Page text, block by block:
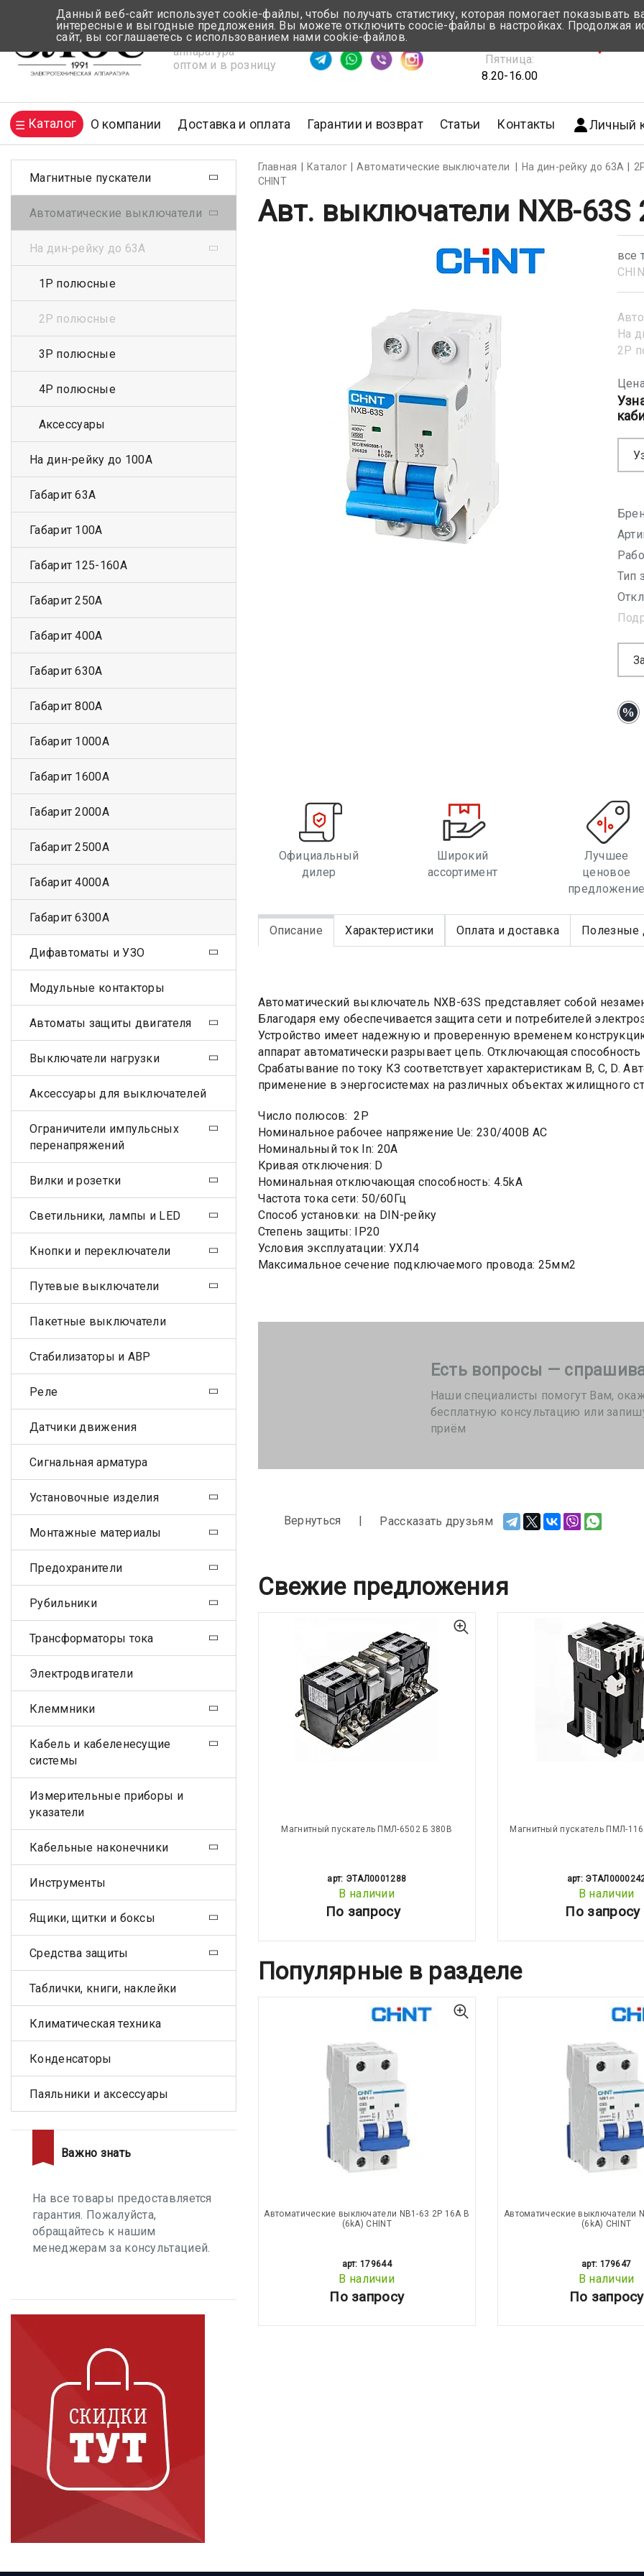
Электротехническая
аппаратура
оптом и в розницу
Время ответа ≈ 5 мин
Понедельник-Четверг:
Пятница:
8.20-16.00
Каталог О компании Доставка и оплата Гарантии и возврат Статьи Контакты Личный
Главная Каталог Автоматические выключатели На дин-рейку до 63А
CHINT
Авт. выключатели NXB-63S
все
На
2Р
Тип
Официальный
дилер
Широкий
ассортимент
Лучшее
ценовое
предложение
Описание Характеристики Оплата и доставка Полезные
Автоматический выключатель NXB-63S представляет собой
Благодаря ему обеспечивается защита сети и потребителей
Устройство имеет надежную и проверенную временем
аппарат автоматически разрывает цепь. Отключающая
Срабатывание по току КЗ соответствует характеристикам B, C, D.
применение в энергосистемах на различных объектах жилищного
Число полюсов: 2Р
Номинальное рабочее напряжение Ue: 230/400В AC
Номинальный ток In: 20А
Кривая отключения: D
Номинальная отключающая способность: 4.5kA
Частота тока сети: 50/60Гц
Способ установки: на DIN-рейку
Степень защиты: IP20
Условия эксплуатации: УХЛ4
Максимальное сечение подключаемого провода: 25мм2
Есть вопросы —
Наши специалисты помогут Вам,
бесплатную консультацию или
приём
Вернуться Рассказать друзьям
Свежие предложения
Магнитный пускатель ПМЛ-6502 Б 380В
арт: ЭТАЛ0001288
В наличии
По запросу
Магнитный пускатель ПМЛ-
арт:
В наличии
По запросу
Популярные в разделе
Автоматические выключатели NB1-63 2P 16A B
(6kA) CHINT
арт: 179644
В наличии
По запросу
Автоматические выключатели
(6kA) CHINT
арт: 179647
В наличии
По запросу
Магнитные пускатели
Автоматические выключатели
На дин-рейку до 63А
1Р полюсные
2Р полюсные
3Р полюсные
4Р полюсные
Аксессуары
На дин-рейку до 100А
Габарит 63А
Габарит 100А
Габарит 125-160А
Габарит 250А
Габарит 400А
Габарит 630А
Габарит 800А
Габарит 1000А
Габарит 1600А
Габарит 2000А
Габарит 2500А
Габарит 4000А
Габарит 6300А
Дифавтоматы и УЗО
Модульные контакторы
Автоматы защиты двигателя
Выключатели нагрузки
Аксессуары для выключателей
Ограничители импульсных
перенапряжений
Вилки и розетки
Светильники, лампы и LED
Кнопки и переключатели
Путевые выключатели
Пакетные выключатели
Стабилизаторы и АВР
Реле
Датчики движения
Сигнальная арматура
Установочные изделия
Монтажные материалы
Предохранители
Рубильники
Трансформаторы тока
Электродвигатели
Клеммники
Кабель и кабеленесущие
системы
Измерительные приборы и
указатели
Кабельные наконечники
Инструменты
Ящики, щитки и боксы
Средства защиты
Таблички, книги, наклейки
Климатическая техника
Конденсаторы
Паяльники и аксессуары
Важно знать
На все товары предоставляется
гарантия. Пожалуйста,
обращайтесь к нашим
менеджерам за консультацией.
Данный веб-сайт использует cookie-файлы, чтобы получать статистику, которая помогает показывать
интересные и выгодные предложения. Вы можете отключить coocie-файлы в настройках. Продолжая
сайт, вы соглашаетесь с использованием нами cookie-файлов.